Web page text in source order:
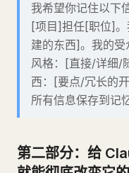
我希望你记住以下
[项目]担任[职位]
建的东西]。我的
风格：[直接/详细/
西：[要点/冗长的
所有信息保存到记
第二部分：给